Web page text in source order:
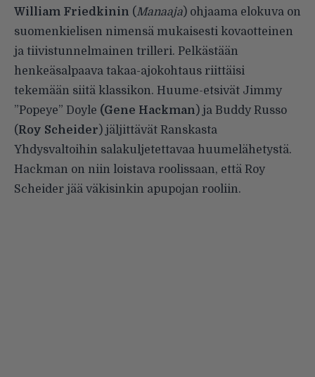
William Friedkinin (Manaaja) ohjaama elokuva on
suomenkielisen nimensä mukaisesti kovaotteinen
ja tiivistunnelmainen trilleri. Pelkästään
henkeäsalpaava takaa-ajokohtaus riittäisi
tekemään siitä klassikon. Huume-etsivät Jimmy
”Popeye” Doyle (Gene Hackman ) ja Buddy Russo
(Roy Scheider ) jäljittävät Ranskasta
Yhdysvaltoihin salakuljetettavaa huumelähetystä.
Hackman on niin loistava roolissaan, että Roy
Scheider jää väkisinkin apupojan rooliin.